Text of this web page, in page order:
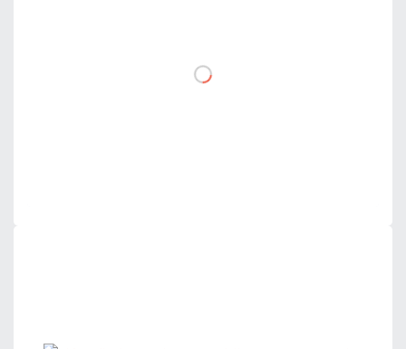
DO KOSZYKA